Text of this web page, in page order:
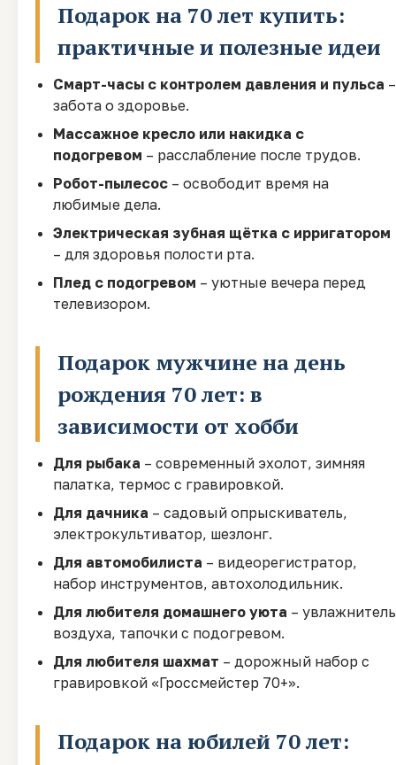
Подарок на 70 лет купить:
практичные и полезные идеи
Смарт-часы с контролем давления и пульса –
забота о здоровье.
Массажное кресло или накидка с
подогревом – расслабление после трудов.
Робот-пылесос – освободит время на
любимые дела.
Электрическая зубная щётка с ирригатором
– для здоровья полости рта.
Плед с подогревом – уютные вечера перед
телевизором.
Подарок мужчине на день
рождения 70 лет: в
зависимости от хобби
Для рыбака – современный эхолот, зимняя
палатка, термос с гравировкой.
Для дачника – садовый опрыскиватель,
электрокультиватор, шезлонг.
Для автомобилиста – видеорегистратор,
набор инструментов, автохолодильник.
Для любителя домашнего уюта – увлажнитель
воздуха, тапочки с подогревом.
Для любителя шахмат – дорожный набор с
гравировкой «Гроссмейстер 70+».
Подарок на юбилей 70 лет: